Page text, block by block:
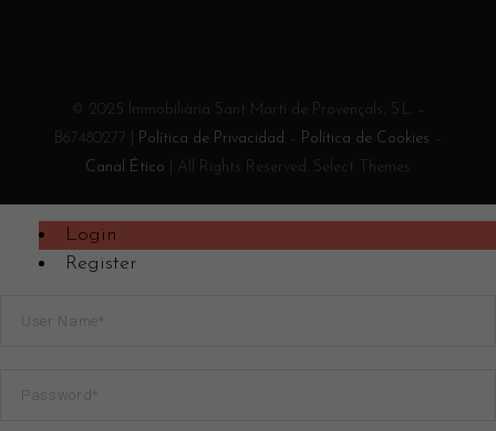
© 2025 Immobiliària Sant Martí de Provençals, S.L. –
B67480277 | Política de Privacidad Política de Cookies
Canal Ético | All Rights Reserved. Select Themes
Login
Register